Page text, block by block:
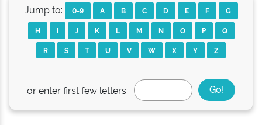
Jump to: 0-9 A B C D E F
G
H
I J K L M N O P
Q
R
S T U V W X Y Z
or enter first few letters: